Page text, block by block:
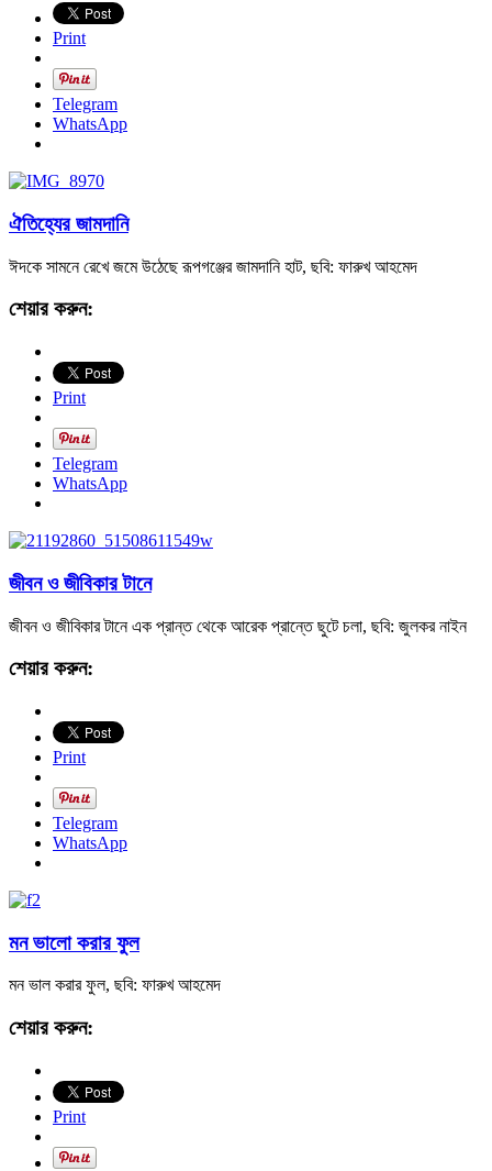
Print
Telegram
WhatsApp
ঐতিহ্যের জামদানি
ঈদকে সামনে রেখে জমে উঠেছে রূপগঞ্জের জামদানি হাট, ছবি: ফারুখ আহমেদ
শেয়ার করুন:
Print
Telegram
WhatsApp
জীবন ও জীবিকার টানে
জীবন ও জীবিকার টানে এক প্রান্ত থেকে আরেক প্রান্তে ছুটে চলা, ছবি: জুলকর নাইন
শেয়ার করুন:
Print
Telegram
WhatsApp
মন ভালো করার ফুল
মন ভাল করার ফুল, ছবি: ফারুখ আহমেদ
শেয়ার করুন:
Print